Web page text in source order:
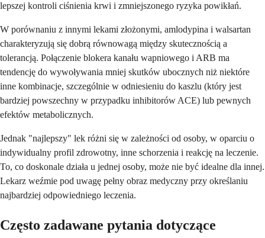
lepszej kontroli ciśnienia krwi i zmniejszonego ryzyka powikłań.
W porównaniu z innymi lekami złożonymi, amlodypina i walsartan
charakteryzują się dobrą równowagą między skutecznością a
tolerancją. Połączenie blokera kanału wapniowego i ARB ma
tendencję do wywoływania mniej skutków ubocznych niż niektóre
inne kombinacje, szczególnie w odniesieniu do kaszlu (który jest
bardziej powszechny w przypadku inhibitorów ACE) lub pewnych
efektów metabolicznych.
Jednak "najlepszy" lek różni się w zależności od osoby, w oparciu o
indywidualny profil zdrowotny, inne schorzenia i reakcję na leczenie.
To, co doskonale działa u jednej osoby, może nie być idealne dla innej.
Lekarz weźmie pod uwagę pełny obraz medyczny przy określaniu
najbardziej odpowiedniego leczenia.
Często zadawane pytania dotyczące